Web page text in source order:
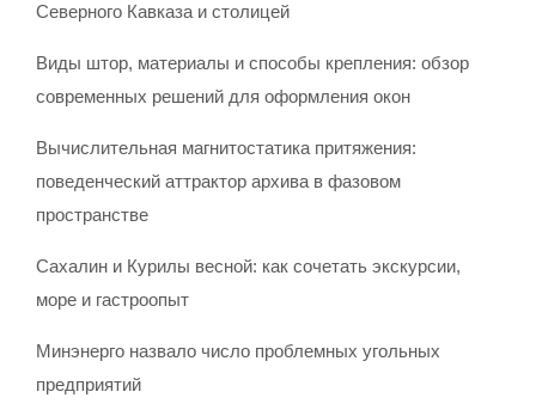
Северного Кавказа и столицей
Виды штор, материалы и способы крепления: обзор
современных решений для оформления окон
Вычислительная магнитостатика притяжения:
поведенческий аттрактор архива в фазовом
пространстве
Сахалин и Курилы весной: как сочетать экскурсии,
море и гастроопыт
Минэнерго назвало число проблемных угольных
предприятий